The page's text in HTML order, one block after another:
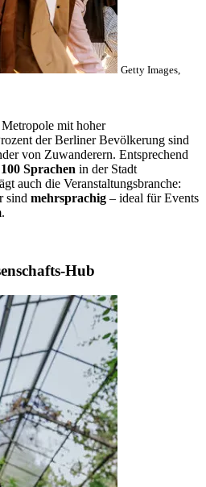
Getty Images,
mit hoher
der Berliner Bevölkerung sind
von Zuwanderern. Entsprechend
Sprachen in der Stadt
auch die Veranstaltungsbranche:
sind mehrsprachig – ideal für Events
Hub